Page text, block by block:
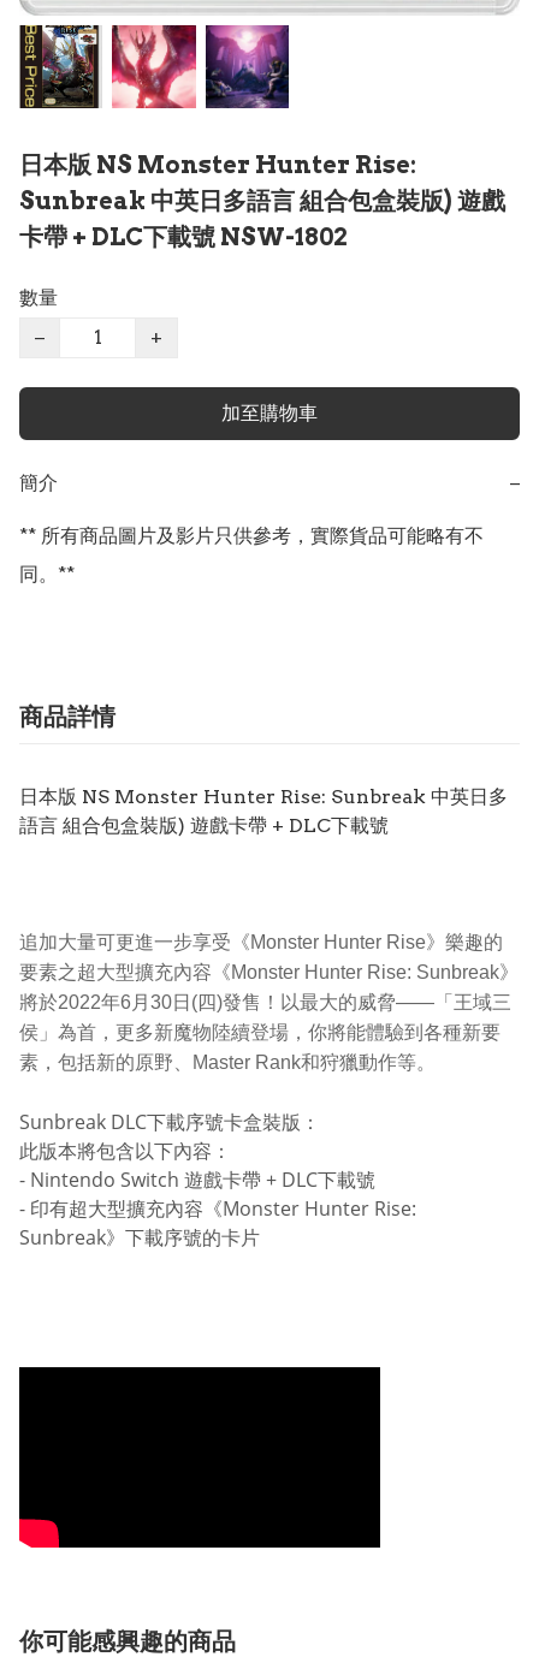
日本版 NS Monster Hunter Rise:
Sunbreak 中英日多語言 組合包盒裝版) 遊戲
卡帶 + DLC下載號 NSW-1802
數量
−
+
加至購物車
簡介 −
** 所有商品圖片及影片只供參考，實際貨品可能略有不
同。**
商品詳情
日本版 NS Monster Hunter Rise: Sunbreak 中英日多
語言 組合包盒裝版) 遊戲卡帶 + DLC下載號
追加大量可更進一步享受《Monster Hunter Rise》樂趣的
要素之超大型擴充內容《Monster Hunter Rise: Sunbreak》
將於2022年6月30日(四)發售！以最大的威脅——「王域三
侯」為首，更多新魔物陸續登場，你將能體驗到各種新要
素，包括新的原野、Master Rank和狩獵動作等。
Sunbreak DLC下載序號卡盒裝版：
此版本將包含以下內容：
- Nintendo Switch 遊戲卡帶 + DLC下載號
- 印有超大型擴充內容《Monster Hunter Rise:
Sunbreak》下載序號的卡片
你可能感興趣的商品